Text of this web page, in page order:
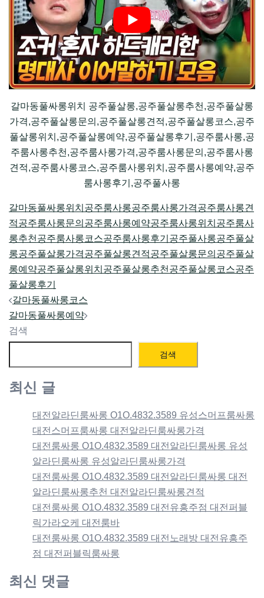
갈마동풀싸롱위치 공주풀살롱,공주풀살롱추천,공주풀살롱
가격,공주풀살롱문의,공주풀살롱견적,공주풀살롱코스,공주
풀살롱위치,공주풀살롱예약,공주풀살롱후기,공주룸사롱,공
주룸사롱추천,공주룸사롱가격,공주룸사롱문의,공주룸사롱
견적,공주룸사롱코스,공주룸사롱위치,공주룸사롱예약,공주
룸사롱후기,공주풀사롱
갈마동풀싸롱위치 공주룸사롱공주룸사롱가격공주룸사롱견
적공주룸사롱문의 공주룸사롱예약공주룸사롱위치 공주룸사
롱추천 공주룸사롱코스공주룸사롱후기 공주풀사롱공주풀살
롱공주풀살롱가격공주풀살롱견적공주풀살롱문의 공주풀살
롱예약공주풀살롱위치 공주풀살롱추천 공주풀살롱코스공주
풀살롱후기
Post
navigation
갈마동풀싸롱코스
갈마동풀싸롱예약
검색
검색
최신 글
대전알라딘룸싸롱 O1O.4832.3589 유성스머프룸싸롱
대전스머프룸싸롱 대전알라딘룸싸롱가격
대전룸싸롱 O1O.4832.3589 대전알라딘룸싸롱 유성
알라딘룸싸롱 유성알라딘룸싸롱가격
대전룸싸롱 O1O.4832.3589 대전알라딘룸싸롱 대전
알라딘룸싸롱추천 대전알라딘룸싸롱견적
대전룸싸롱 O1O.4832.3589 대전유흥주점 대전퍼블
릭가라오케 대전룸바
대전룸싸롱 O1O.4832.3589 대전노래방 대전유흥주
점 대전퍼블릭룸싸롱
최신 댓글